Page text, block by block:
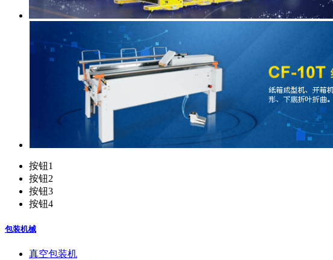
按钮1
按钮2
按钮3
按钮4
包装机械
真空包装机